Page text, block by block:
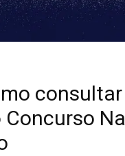
Concurso